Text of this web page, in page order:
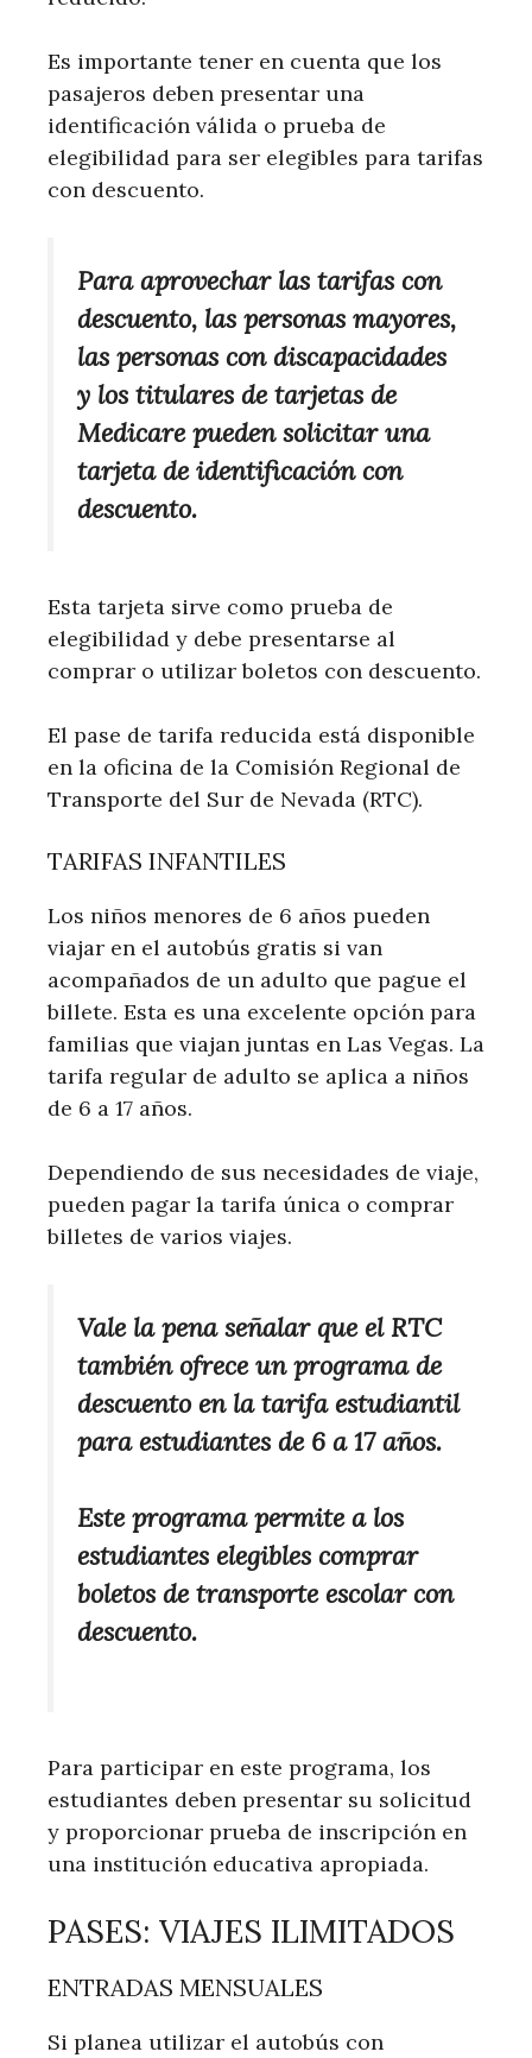
Es importante tener en cuenta que los
pasajeros deben presentar una
identificación válida o prueba de
elegibilidad para ser elegibles para tarifas
con descuento.
Para aprovechar las tarifas con
descuento, las personas mayores,
las personas con discapacidades
y los titulares de tarjetas de
Medicare pueden solicitar una
tarjeta de identificación con
descuento.
Esta tarjeta sirve como prueba de
elegibilidad y debe presentarse al
comprar o utilizar boletos con descuento.
El pase de tarifa reducida está disponible
en la oficina de la Comisión Regional de
Transporte del Sur de Nevada (RTC).
TARIFAS INFANTILES
Los niños menores de 6 años pueden
viajar en el autobús gratis si van
acompañados de un adulto que pague el
billete. Esta es una excelente opción para
familias que viajan juntas en Las Vegas. La
tarifa regular de adulto se aplica a niños
de 6 a 17 años.
Dependiendo de sus necesidades de viaje,
pueden pagar la tarifa única o comprar
billetes de varios viajes.
Vale la pena señalar que el RTC
también ofrece un programa de
descuento en la tarifa estudiantil
para estudiantes de 6 a 17 años.
Este programa permite a los
estudiantes elegibles comprar
boletos de transporte escolar con
descuento.
Para participar en este programa, los
estudiantes deben presentar su solicitud
y proporcionar prueba de inscripción en
una institución educativa apropiada.
PASES: VIAJES ILIMITADOS
ENTRADAS MENSUALES
Si planea utilizar el autobús con